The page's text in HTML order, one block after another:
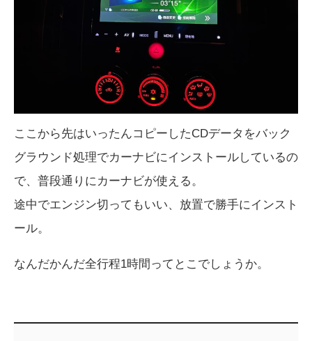
ここから先はいったんコピーしたCDデータをバック
グラウンド処理でカーナビにインストールしているの
で、普段通りにカーナビが使える。
途中でエンジン切ってもいい、放置で勝手にインスト
ール。
なんだかんだ全行程1時間ってとこでしょうか。